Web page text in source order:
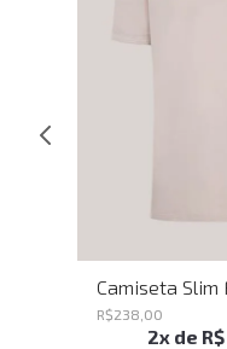
R$238 00
2x de R$